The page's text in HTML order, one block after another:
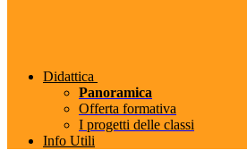
Didattica
Panoramica
Offerta formativa
I progetti delle classi
Info Utili